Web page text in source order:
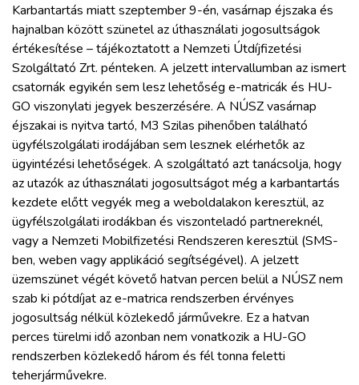
ZÖLDÚT
HAJÓZÁS
BLOG
ARCHÍVUM
WEBSHOP
BELÉPÉS
REGISZTRÁCIÓ
Karbantartás miatt szeptember 9-én, vasárnap éjszaka és
hajnalban között szünetel az úthasználati jogosultságok
értékesítése – tájékoztatott a Nemzeti Útdíjfizetési
Szolgáltató Zrt. pénteken. A jelzett intervallumban az ismert
csatornák egyikén sem lesz lehetőség e-matricák és HU-
GO viszonylati jegyek beszerzésére. A NÚSZ vasárnap
éjszakai is nyitva tartó, M3 Szilas pihenőben található
ügyfélszolgálati irodájában sem lesznek elérhetők az
ügyintézési lehetőségek. A szolgáltató azt tanácsolja, hogy
az utazók az úthasználati jogosultságot még a karbantartás
kezdete előtt vegyék meg a weboldalakon keresztül, az
ügyfélszolgálati irodákban és viszonteladó partnereknél,
vagy a Nemzeti Mobilfizetési Rendszeren keresztül (SMS-
ben, weben vagy applikáció segítségével). A jelzett
üzemszünet végét követő hatvan percen belül a NÚSZ nem
szab ki pótdíjat az e-matrica rendszerben érvényes
jogosultság nélkül közlekedő járművekre. Ez a hatvan
perces türelmi idő azonban nem vonatkozik a HU-GO
rendszerben közlekedő három és fél tonna feletti
teherjárművekre.